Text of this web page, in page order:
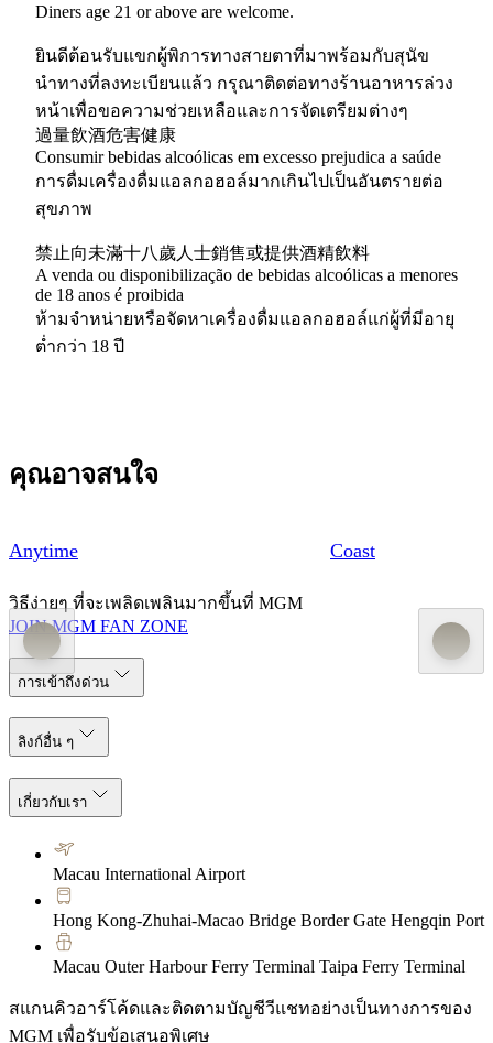
Diners age 21 or above are welcome.
ยินดีต้อนรับแขกผู้พิการทางสายตาที่มาพร้อมกับสุนัข
นำทางที่ลงทะเบียนแล้ว กรุณาติดต่อทางร้านอาหารล่วง
หน้าเพื่อขอความช่วยเหลือและการจัดเตรียมต่างๆ
過量飲酒危害健康
Consumir bebidas alcoólicas em excesso prejudica a saúde
การดื่มเครื่องดื่มแอลกอฮอล์มากเกินไปเป็นอันตรายต่อ
สุขภาพ
禁止向未滿十八歲人士銷售或提供酒精飲料
A venda ou disponibilização de bebidas alcoólicas a menores
de 18 anos é proibida
ห้ามจำหน่ายหรือจัดหาเครื่องดื่มแอลกอฮอล์แก่ผู้ที่มีอายุ
ต่ำกว่า 18 ปี
คุณอาจสนใจ
Anytime Coast
วิธีง่ายๆ ที่จะเพลิดเพลินมากขึ้นที่ MGM
JOIN MGM FAN ZONE
การเข้าถึงด่วน
ลิงก์อื่น ๆ
เกี่ยวกับเรา
Macau International Airport
Hong Kong-Zhuhai-Macao Bridge Border Gate Hengqin Port
Macau Outer Harbour Ferry Terminal Taipa Ferry Terminal
สแกนคิวอาร์โค้ดและติดตามบัญชีวีแชทอย่างเป็นทางการของ
MGM เพื่อรับข้อเสนอพิเศษ